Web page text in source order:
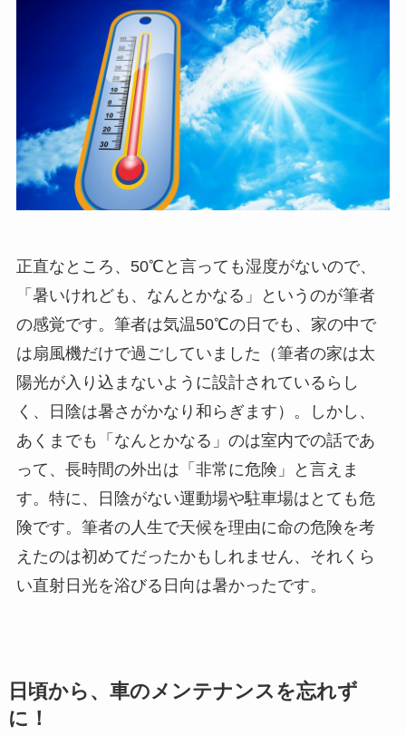
正直なところ、50℃と言っても湿度がないので、
「暑いけれども、なんとかなる」というのが筆者
の感覚です。筆者は気温50℃の日でも、家の中で
は扇風機だけで過ごしていました（筆者の家は太
陽光が入り込まないように設計されているらし
く、日陰は暑さがかなり和らぎます）。しかし、
あくまでも「なんとかなる」のは室内での話であ
って、長時間の外出は「非常に危険」と言えま
す。特に、日陰がない運動場や駐車場はとても危
険です。筆者の人生で天候を理由に命の危険を考
えたのは初めてだったかもしれません、それくら
い直射日光を浴びる日向は暑かったです。
日頃から、車のメンテナンスを忘れず
に！